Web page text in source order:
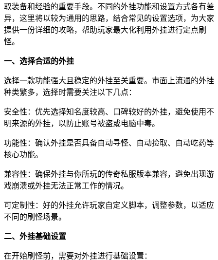
取装备和经验的重要手段。不同的外挂功能和设置方式各有差
异，这里将以较为通用的思路，结合常见的设置选项，为大家
提供一份详细的攻略，帮助玩家最大化利用外挂进行定点刷
怪。
一、选择合适的外挂
选择一款功能强大且稳定的外挂至关重要。市面上流通的外挂
种类繁多，选择时需要关注以下几点：
安全性：优先选择知名度较高、口碑较好的外挂，避免使用不
明来源的外挂，以防止账号被盗或电脑中毒。
功能性：确认外挂是否具备自动寻怪、自动捡取、自动吃药等
核心功能。
兼容性：确保外挂与你所玩的传奇私服版本兼容，避免出现游
戏崩溃或外挂无法正常工作的情况。
可定制性：好的外挂允许玩家自定义脚本，调整参数，以适应
不同的刷怪场景。
二、外挂基础设置
在开始刷怪前，需要对外挂进行基础设置：